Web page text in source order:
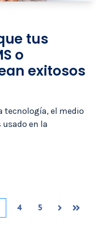
tus
o
exitosos
tecnología, el medio
en la
4 5
Anterior
Ultima